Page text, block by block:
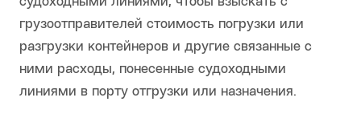
грузоотправителей стоимость погрузки или
разгрузки контейнеров и другие связанные с
ними расходы, понесенные судоходными
линиями в порту отгрузки или назначения.